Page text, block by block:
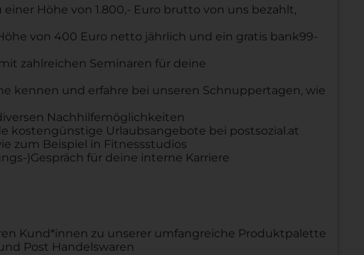
Höhe von 1.800,- Euro brutto von uns bezahlt,
von 400 Euro netto jährlich und ein gratis bank99-
zahlreichen Seminaren für deine
kennen und erfahre bei unseren Schnuppertagen, wie
Nachhilfemöglichkeiten
kostengünstige Urlaubsangebote bei postsozial.at
zum Beispiel in Fitnessstudios
)Gespräch für deine interne Karriere
Kund*innen zu unserer umfangreiche Produktpalette
Post Handelswaren